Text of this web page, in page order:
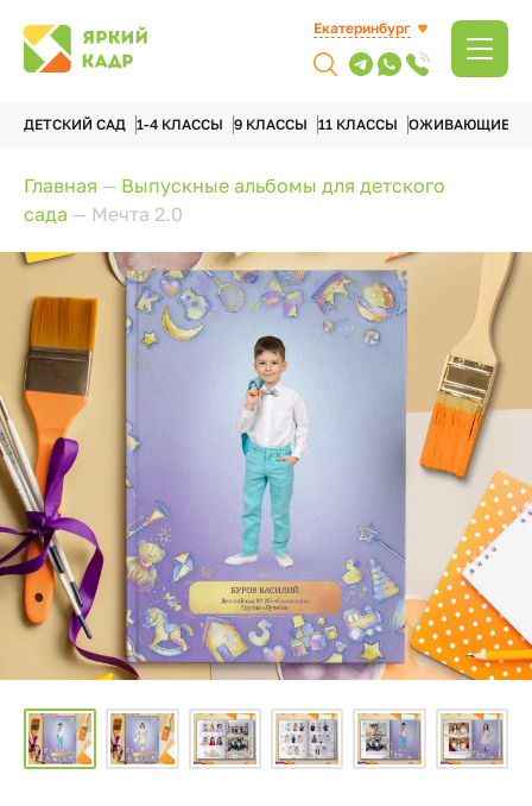
Екатеринбург
ДЕТСКИЙ САД 1-4 КЛАССЫ 9 КЛАССЫ 11 КЛАССЫ ОЖИВАЮЩИЕ
Главная — Выпускные альбомы для детского
сада — Мечта 2.0